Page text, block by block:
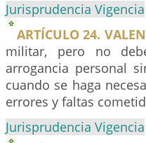
Jurisprudencia Vigencia
ARTÍCULO 24.
militar, pero no
arrogancia personal
cuando se haga
errores y faltas
Jurisprudencia Vigencia